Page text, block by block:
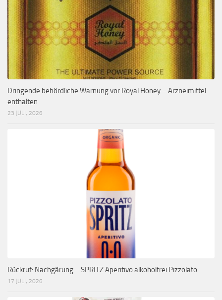
Dringende behördliche Warnung vor Royal Honey – Arzneimittel
enthalten
23 JULI, 2026
Rückruf: Nachgärung – SPRITZ Aperitivo alkoholfrei Pizzolato
17 JULI, 2026